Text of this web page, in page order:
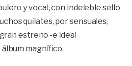
y vocal, con indeleble sello
quilates, por sensuales,
estreno -e ideal
magnífico.